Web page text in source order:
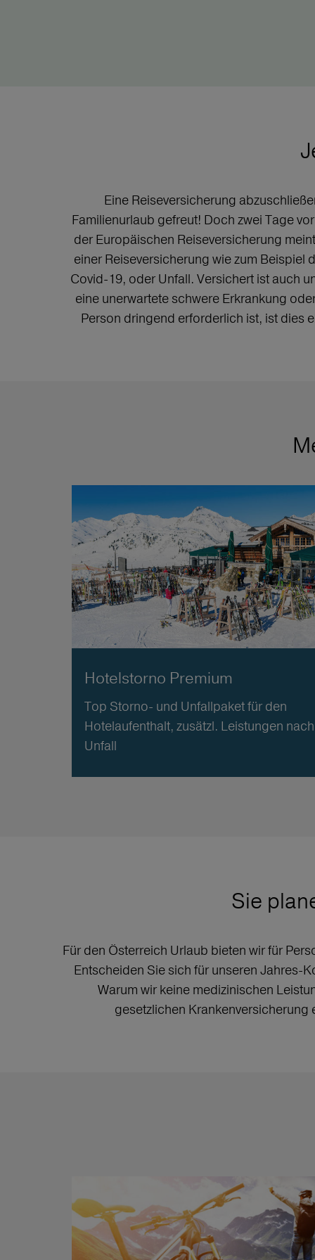
Eine Reiseversicherung
Familienurlaub gefreut! Doch zwei Tage
der Europäischen Reiseversicherung
einer Reiseversicherung wie zum Beispiel
Covid-19, oder Unfall. Versichert ist auch
eine unerwartete schwere Erkrankung
Person dringend erforderlich ist, ist dies
Hotelstorno Premium
Top Storno- und Unfallpaket für den
Hotelaufenthalt, zusätzl. Leistungen nach
Unfall
Sie
Für den Österreich Urlaub bieten wir für
Entscheiden Sie sich für unseren Jahres-
Warum wir keine medizinischen
gesetzlichen